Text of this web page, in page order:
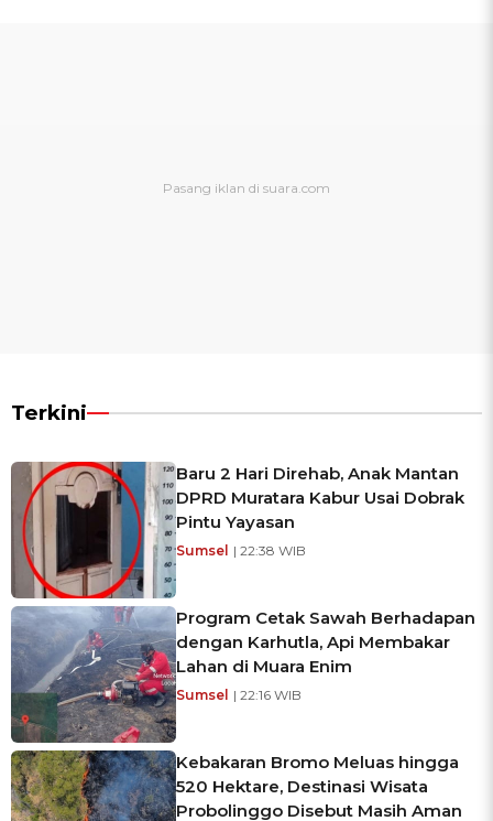
Terkini
Baru 2 Hari Direhab, Anak Mantan
DPRD Muratara Kabur Usai Dobrak
Pintu Yayasan
Sumsel | 22:38 WIB
Program Cetak Sawah Berhadapan
dengan Karhutla, Api Membakar
Lahan di Muara Enim
Sumsel | 22:16 WIB
Kebakaran Bromo Meluas hingga
520 Hektare, Destinasi Wisata
Probolinggo Disebut Masih Aman